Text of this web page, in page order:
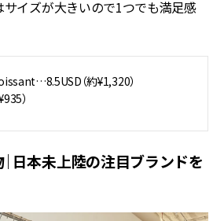
サイズが大きいので1つでも満足感
（約¥1,320）
）
日本未上陸の注目ブランドを